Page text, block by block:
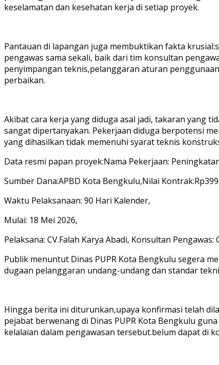
keselamatan dan kesehatan kerja di setiap proyek.
Pantauan di lapangan juga membuktikan fakta
pengawas sama sekali, baik dari tim konsultan
penyimpangan teknis,pelanggaran aturan
perbaikan.
Akibat cara kerja yang diduga asal jadi, takaran yang
sangat dipertanyakan. Pekerjaan diduga berpotensi
yang dihasilkan tidak memenuhi syarat teknis
Data resmi papan proyek:Nama Pekerjaan:
Sumber Dana:APBD Kota Bengkulu,Nilai
Waktu Pelaksanaan: 90 Hari Kalender,
Mulai: 18 Mei 2026,
Pelaksana: CV.Falah Karya Abadi, Konsultan Pengawas:
Publik menuntut Dinas PUPR Kota Bengkulu segera
dugaan pelanggaran undang-undang dan standar
Hingga berita ini diturunkan,upaya konfirmasi telah
pejabat berwenang di Dinas PUPR Kota Bengkulu
kelalaian dalam pengawasan tersebut.belum dapat di